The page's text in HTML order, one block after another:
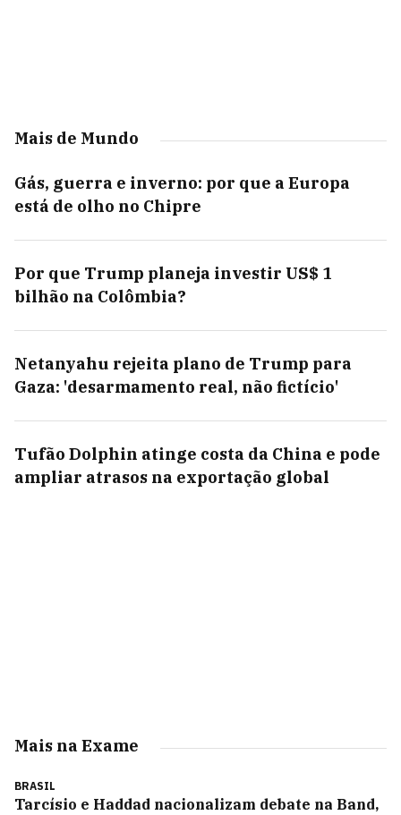
Mais de Mundo
Gás, guerra e inverno: por que a Europa
está de olho no Chipre
Por que Trump planeja investir US$ 1
bilhão na Colômbia?
Netanyahu rejeita plano de Trump para
Gaza: 'desarmamento real, não fictício'
Tufão Dolphin atinge costa da China e pode
ampliar atrasos na exportação global
Mais na Exame
BRASIL
Tarcísio e Haddad nacionalizam debate na Band,